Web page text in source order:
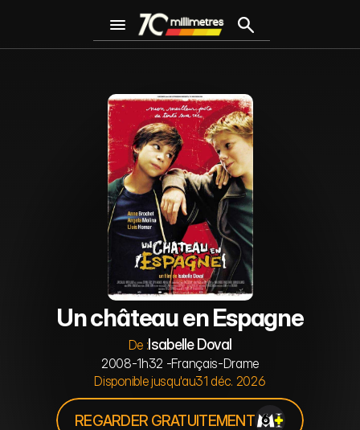
Un château en Espagne
2008-1h32 -Français-Drame
De : Isabelle Doval
Disponible jusqu'au31 déc. 2026
REGARDER GRATUITEMENT